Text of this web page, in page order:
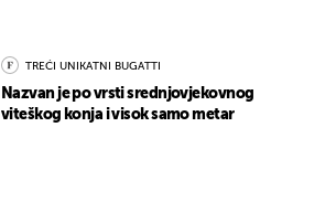
TREĆI UNIKATNI BUGATTI
Nazvan je po vrsti srednjovjekovnog
viteškog konja i visok samo metar